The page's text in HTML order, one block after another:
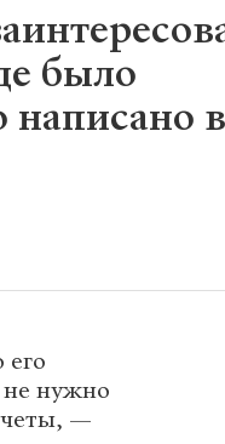
было
в
нужно
—